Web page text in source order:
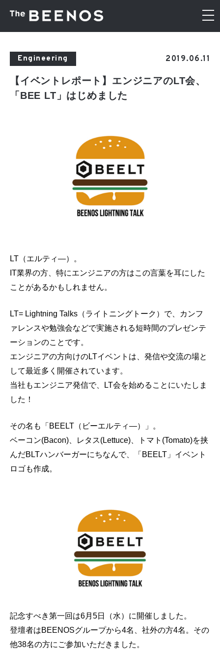
Engineering 2019.06.11
【イベントレポート】エンジニアのLT会、
「BEE LT」はじめました
LT（エルティ―）。
IT業界の方、特にエンジニアの方はこの言葉を耳にした
ことがあるかもしれません。
LT= Lightning Talks（ライトニングトーク）で、カンフ
ァレンスや勉強会などで実施される短時間のプレゼンテ
ーションのことです。
エンジニアの方向けのLTイベントは、発信や交流の場と
して最近多く開催されています。
当社もエンジニア発信で、LT会を始めることにいたしま
した！
その名も「BEELT（ビーエルティ―）」。
ベーコン(Bacon)、レタス(Lettuce)、トマト(Tomato)を挟
んだBLTハンバーガーにちなんで、「BEELT」イベント
ロゴも作成。
記念すべき第一回は6月5日（水）に開催しました。
登壇者はBEENOSグループから4名、社外の方4名。その
他38名の方にご参加いただきました。